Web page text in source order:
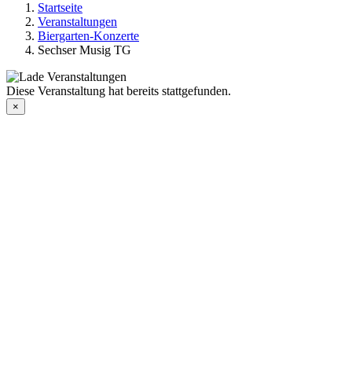
Startseite
Veranstaltungen
Biergarten-Konzerte
Sechser Musig TG
Diese Veranstaltung hat bereits stattgefunden.
×